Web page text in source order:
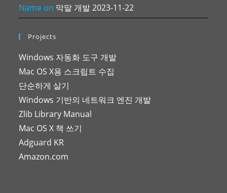
Name on 막말 개발 2023-11-22
Projects
Windows 자동화 도구 개발
Mac OS X용 스크립트 수집
단순하게 살기
Windows 기반의 네트워크 엔진 개발
Zlib Library Manual
Mac OS X 책 쓰기
Adguard KR
Amazon.com